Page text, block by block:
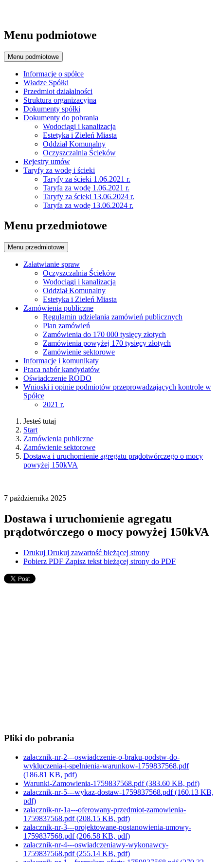
Menu podmiotowe
Menu podmiotowe
Informacje o spółce
Władze Spółki
Przedmiot działalności
Struktura organizacyjna
Dokumenty spółki
Dokumenty do pobrania
Wodociągi i kanalizacja
Estetyka i Zieleń Miasta
Oddział Komunalny
Oczyszczalnia Ścieków
Rejestry umów
Taryfy za wodę i ścieki
Taryfy za ścieki 1.06.2021 r.
Taryfa za wodę 1.06.2021 r.
Taryfy za ścieki 13.06.2024 r.
Taryfa za wodę 13.06.2024 r.
Menu przedmiotowe
Menu przedmiotowe
Załatwianie spraw
Oczyszczalnia Ścieków
Wodociągi i kanalizacja
Oddział Komunalny
Estetyka i Zieleń Miasta
Zamówienia publiczne
Regulamin udzielania zamówień publicznych
Plan zamówień
Zamówienia do 170 000 tysięcy złotych
Zamówienia powyżej 170 tysięcy złotych
Zamówienie sektorowe
Informacje i komunikaty
Praca nabór kandydatów
Oświadczenie RODO
Wnioski i opinie podmiotów przeprowadzających kontrole w
Spółce
2021 r.
Jesteś tutaj
Start
Zamówienia publiczne
Zamówienie sektorowe
Dostawa i uruchomienie agregatu prądotwórczego o mocy
powyżej 150kVA
7 października 2025
Dostawa i uruchomienie agregatu
prądotwórczego o mocy powyżej 150kVA
Drukuj Drukuj zawartość bieżącej strony
Pobierz PDF Zapisz tekst bieżącej strony do PDF
Pliki do pobrania
zalacznik-nr-2---oswiadczenie-o-braku-podstw-do-
wykluczenia-i-spelnienia-warunkow-1759837568.pdf
(186.81 KB, pdf)
Warunki-Zamowienia-1759837568.pdf(383.60 KB, pdf)
zalacznik-nr-5---wykaz-dostaw-1759837568.pdf(160.13 KB,
pdf)
zalacznik-nr-1a---oferowany-przedmiot-zamowienia-
1759837568.pdf(208.15 KB, pdf)
zalacznik-nr-3---projektowane-postanowienia-umowy-
1759837568.pdf(206.58 KB, pdf)
zalacznik-nr-4---oswiadczeniawy-wykonawcy-
1759837568.pdf(255.14 KB, pdf)